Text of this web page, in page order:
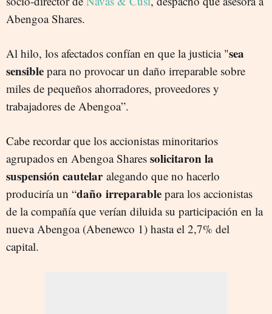
Abengoa Shares.
Al hilo, los afectados confían en que la justicia "sea
sensible para no provocar un daño irreparable sobre
miles de pequeños ahorradores, proveedores y
trabajadores de Abengoa”.
Cabe recordar que los accionistas minoritarios
agrupados en Abengoa Shares solicitaron la
suspensión cautelar alegando que no hacerlo
produciría un “daño irreparable para los accionistas
de la compañía que verían diluida su participación en la
nueva Abengoa (Abenewco 1) hasta el 2,7% del
capital.